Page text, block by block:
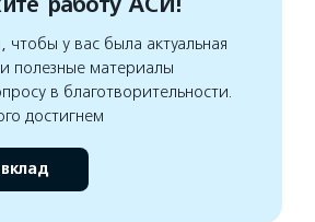
у вас была актуальная
полезные материалы
в благотворительности.
достигнем